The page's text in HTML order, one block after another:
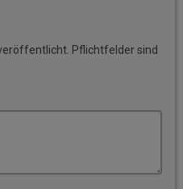
Pflichtfelder sind